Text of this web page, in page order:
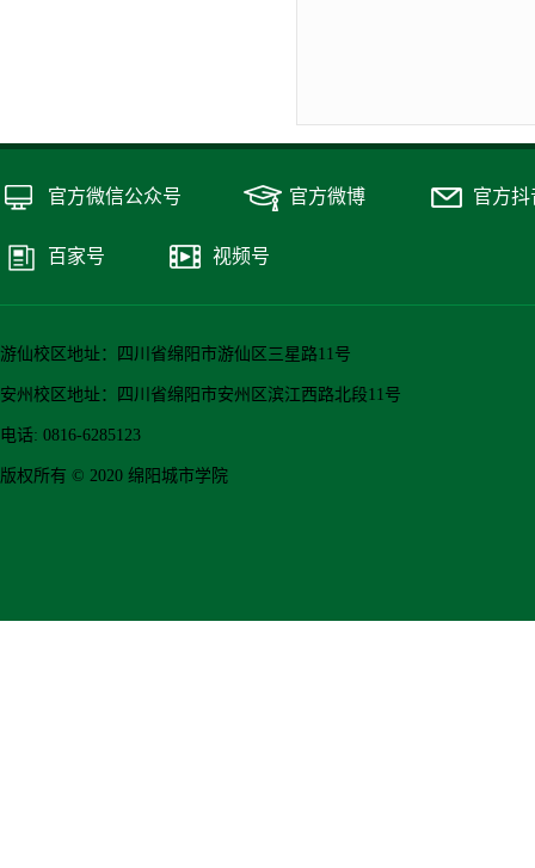
官方微信公众号 官方微博 官方抖
百家号 视频号
游仙校区地址：四川省绵阳市游仙区三星路11号
安州校区地址：四川省绵阳市安州区滨江西路北段11号
电话: 0816-6285123
版权所有 © 2020 绵阳城市学院